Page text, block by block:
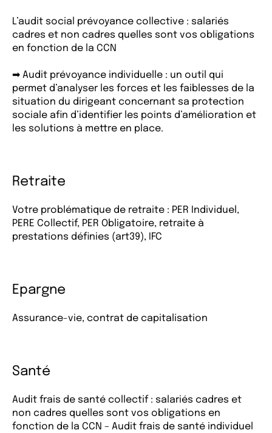
L’audit social prévoyance collective : salariés
cadres et non cadres quelles sont vos obligations
en fonction de la CCN
➡ Audit prévoyance individuelle : un outil qui
permet d’analyser les forces et les faiblesses de la
situation du dirigeant concernant sa protection
sociale afin d’identifier les points d’amélioration et
les solutions à mettre en place.
Retraite
Votre problématique de retraite : PER Individuel,
PERE Collectif, PER Obligatoire, retraite à
prestations définies (art39), IFC
Epargne
Assurance-vie, contrat de capitalisation
Santé
Audit frais de santé collectif : salariés cadres et
non cadres quelles sont vos obligations en
fonction de la CCN – Audit frais de santé individuel